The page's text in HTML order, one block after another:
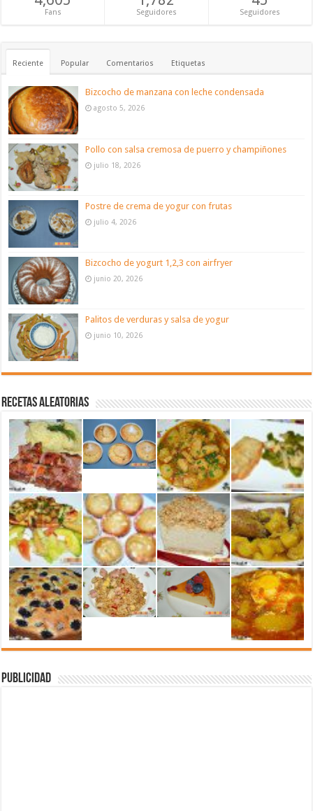
Fans Seguidores Seguidores
Reciente Popular Comentarios Etiquetas
Bizcocho de manzana con leche condensada
agosto 5, 2026
Pollo con salsa cremosa de puerro y champiñones
julio 18, 2026
Postre de crema de yogur con frutas
julio 4, 2026
Bizcocho de yogurt 1,2,3 con airfryer
junio 20, 2026
Palitos de verduras y salsa de yogur
junio 10, 2026
Recetas aleatorias
Publicidad